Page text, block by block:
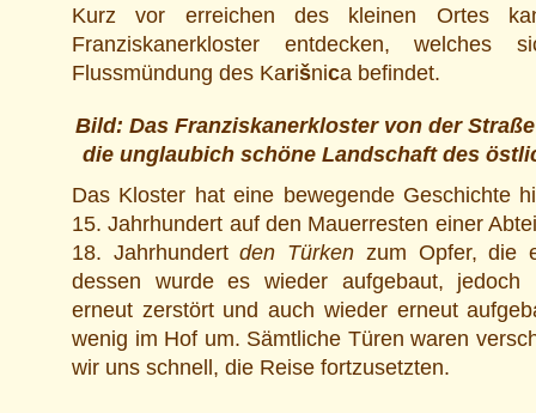
Kurz vor erreichen des kleinen Ortes
Franziskanerkloster entdecken,
Flussmündung des Karišnica befindet.
Bild: Das Franziskanerkloster von der
die unglaubich schöne Landschaft des
Das Kloster hat eine bewegende Geschichte
15. Jahrhundert auf den Mauerresten einer
18. Jahrhundertden Türken zum Opfer, die
dessen wurde es wieder aufgebaut, jedoch
erneut zerstört und auch wieder erneut
wenig im Hof um. Sämtliche Türen waren
wir uns schnell, die Reise fortzusetzten.